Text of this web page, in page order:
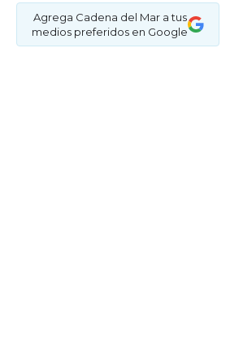
Agrega Cadena del Mar a tus
medios preferidos en Google